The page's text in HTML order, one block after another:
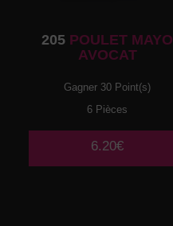
205 POULET MAYO
AVOCAT
Gagner 30 Point(s)
6 Pièces
6.20€